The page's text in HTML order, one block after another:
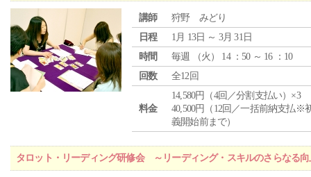
講師
狩野 みどり
日程
1月 13日 ～ 3月 31日
時間
毎週 （火 ） 14 ：50 ～ 16 ：10
回数
全12回
料金
14,580円（4回／分割支払い）×3
40,500円（12回／一括前納支払※
義開始前まで）
タロット・リーディング研修会 ～リーディング・スキルのさらなる